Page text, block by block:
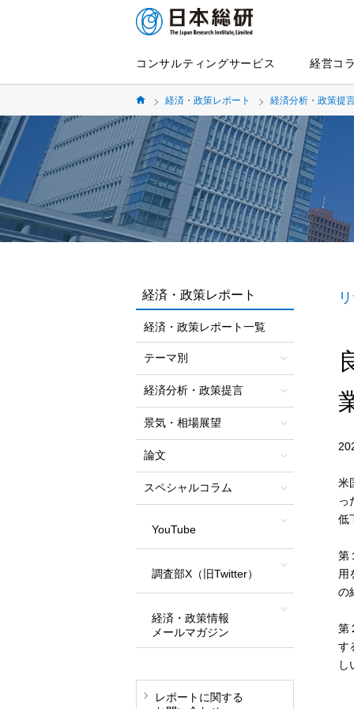
コンサルティングサービス 経営コ
経済・政策レポート 経済分析・政策提
米
っ
低
第
用
の
第
す
し
経済・政策レポート
経済・政策レポート一覧
テーマ別
経済分析・政策提言
景気・相場展望
論文
スペシャルコラム
YouTube
調査部X（旧Twitter）
経済・政策情報
メールマガジン
レポートに関する